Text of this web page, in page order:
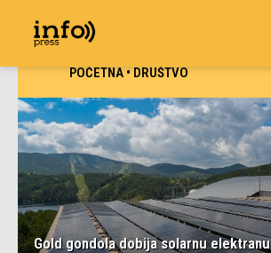
POČETNA•DRUŠTVO
Gold gondola dobija solarnu elektranu